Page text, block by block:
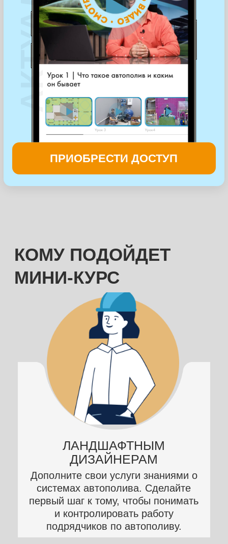
ПРИОБРЕСТИ ДОСТУП
КОМУ ПОДОЙДЕТ
МИНИ-КУРС
ДИЗАЙНЕРАМ
Дополните свои услуги знаниями о
первый шаг к тому, чтобы понимать
и контролировать работу
подрядчиков по автополиву.
МАСТЕРАМ
ИНЖЕНЕРНЫХ РАБОТ
развитие. Приобретите первичные
навыки работы
с системами автополива и
профессиональный рост в
перспективе до эксперта по САП